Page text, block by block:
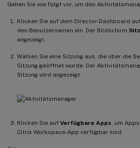
Gehen Sie wie folgt vor, um den
Klicken Sie auf dem Director-Dashboard
den Benutzernamen ein. Der Bildschirm
angezeigt.
Wählen Sie eine Sitzung aus, die über die
Sitzung geöffnet wurde. Der
Sitzung wird angezeigt.
Klicken Sie auf Verfügbare Apps , um
Citrix Workspace-App verfügbar sind.